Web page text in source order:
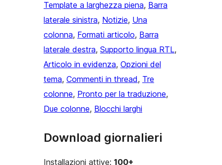
Template a larghezza piena, Barra
laterale sinistra, Notizie, Una
colonna, Formati articolo, Barra
laterale destra, Supporto lingua RTL
Articolo in evidenza, Opzioni del
tema, Commenti in thread, Tre
colonne, Pronto per la traduzione
Due colonne, Blocchi larghi
Download giornalieri
Installazioni attive: 100+